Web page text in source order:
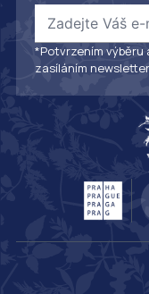
*Potvrzením výběru
zasíláním